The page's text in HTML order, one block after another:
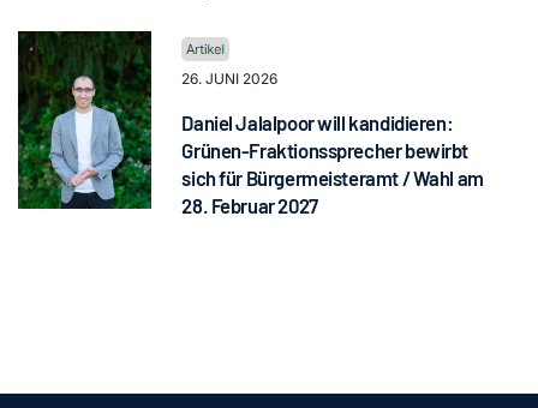
26. JUNI 2026
Daniel Jalalpoor will kandidieren:
Grünen-Fraktionssprecher bewirbt
sich für Bürgermeisteramt / Wahl am
28. Februar 2027